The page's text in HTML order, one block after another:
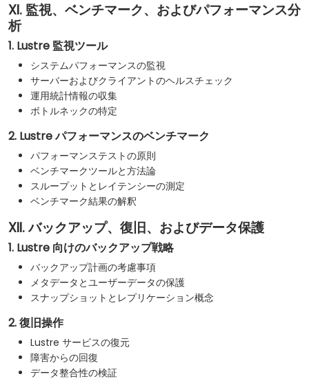
XI. 監視、ベンチマーク、およびパフォーマンス分
析
1. Lustre 監視ツール
システムパフォーマンスの監視
サーバーおよびクライアントのヘルスチェック
運用統計情報の収集
ボトルネックの特定
2. Lustre パフォーマンスのベンチマーク
パフォーマンステストの原則
ベンチマークツールと方法論
スループットとレイテンシーの測定
ベンチマーク結果の解釈
XII. バックアップ、復旧、およびデータ保護
1. Lustre 向けのバックアップ戦略
バックアップ計画の考慮事項
メタデータとユーザーデータの保護
スナップショットとレプリケーション概念
2. 復旧操作
Lustre サービスの復元
障害からの回復
データ整合性の検証